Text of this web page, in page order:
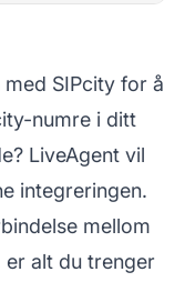
SIPcity for å
numre i ditt
LiveAgent vil
integreringen.
mellom
er alt du trenger